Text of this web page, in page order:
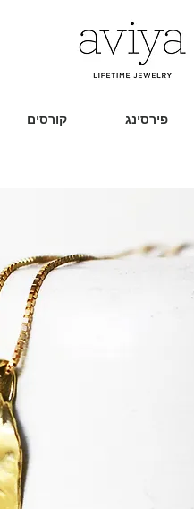
קורסים פירסינג